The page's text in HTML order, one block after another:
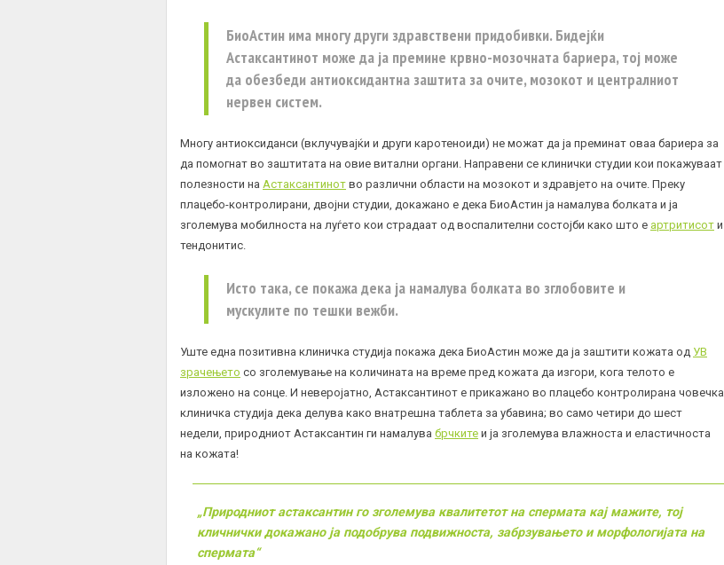
БиоАстин има многу други здравствени придобивки. Бидејќи
Астаксантинот може да ја премине крвно-мозочната бариера, тој може
да обезбеди антиоксидантна заштита за очите, мозокот и централниот
нервен систем.
Многу антиоксиданси (вклучувајќи и други каротеноиди) не можат да ја преминат оваа бариера за
да помогнат во заштитата на овие витални органи. Направени се клинички студии кои покажуваат
полезности на Астаксантинот во различни области на мозокот и здравјето на очите. Преку
плацебо-контролирани, двојни студии, докажано е дека БиоАстин ја намалува болката и ја
зголемува мобилноста на луѓето кои страдаат од воспалителни состојби како што е артритисот и
тендонитис.
Исто така, се покажа дека ја намалува болката во зглобовите и
мускулите по тешки вежби.
Уште една позитивна клиничка студија покажа дека БиоАстин може да ја заштити кожата од УВ
зрачењето со зголемување на количината на време пред кожата да изгори, кога телото е
изложено на сонце. И неверојатно, Астаксантинот е прикажано во плацебо контролирана човечка
клиничка студија дека делува како внатрешна таблета за убавина; во само четири до шест
недели, природниот Астаксантин ги намалува брчките и ја зголемува влажноста и еластичноста
на кожата!
„Природниот астаксантин го зголемува квалитетот на спермата кај мажите, тој
кличнички докажано ја подобрува подвижноста, забрзувањето и морфологијата на
спермата“